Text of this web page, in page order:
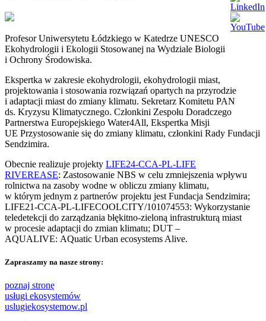
Profesor Uniwersytetu Łódzkiego w Katedrze UNESCO
Ekohydrologii i Ekologii Stosowanej na Wydziale Biologii
i Ochrony Środowiska.
Ekspertka w zakresie ekohydrologii, ekohydrologii miast,
projektowania i stosowania rozwiązań opartych na przyrodzie
i adaptacji miast do zmiany klimatu. Sekretarz Komitetu PAN
ds. Kryzysu Klimatycznego. Członkini Zespołu Doradczego
Partnerstwa Europejskiego Water4All, Ekspertka Misji
UE Przystosowanie się do zmiany klimatu, członkini Rady Fundacji
Sendzimira.
Obecnie realizuje projekty LIFE24-CCA-PL-LIFE
RIVEREASE: Zastosowanie NBS w celu zmniejszenia wpływu
rolnictwa na zasoby wodne w obliczu zmiany klimatu,
w którym jednym z partnerów projektu jest Fundacja Sendzimira;
LIFE21-CCA-PL-LIFECOOLCITY/101074553: Wykorzystanie
teledetekcji do zarządzania błękitno-zieloną infrastrukturą miast
w procesie adaptacji do zmian klimatu; DUT –
AQUALIVE: AQuatic Urban ecosystems Alive.
Zapraszamy na nasze strony:
poznaj stronę
usługi ekosystemów
uslugiekosystemow.pl